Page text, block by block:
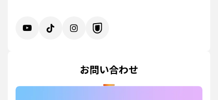
お問い合わせ